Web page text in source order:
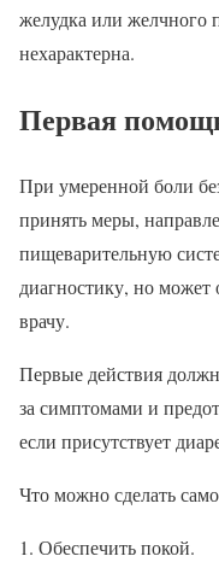
желудка или желчного
нехарактерна.
Первая
При умеренной боли
принять меры,
пищеварительную
диагностику, но может
врачу.
Первые действия
за симптомами и
если присутствует
Что можно сделать
Обеспечить покой.